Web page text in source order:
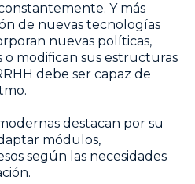
Y más
de nuevas tecnologías
nuevas políticas,
o modifican sus estructuras
debe ser capaz de
destacan por su
módulos,
según las necesidades